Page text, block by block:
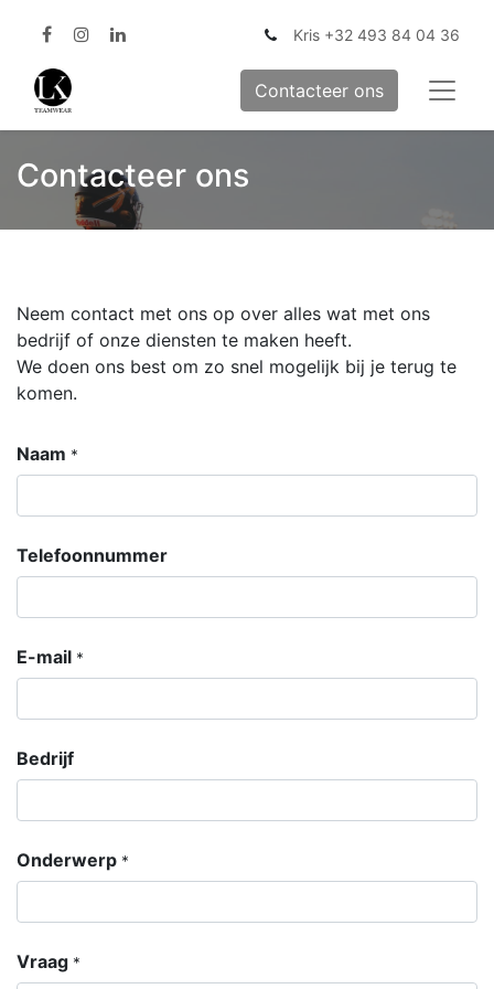
Kris +32 493 84 04 36
Contacteer ons
Contacteer ons
Neem contact met ons op over alles wat met ons
bedrijf of onze diensten te maken heeft.
We doen ons best om zo snel mogelijk bij je terug te
komen.
Naam *
Telefoonnummer
E-mail *
Bedrijf
Onderwerp *
Vraag *